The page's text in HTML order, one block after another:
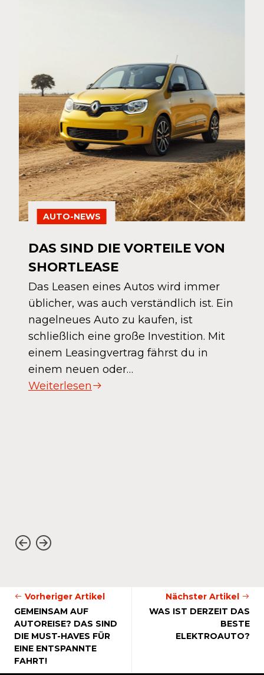
AUTO-NEWS
DAS SIND DIE VORTEILE VON
SHORTLEASE
Das Leasen eines Autos wird immer
üblicher, was auch verständlich ist. Ein
nagelneues Auto zu kaufen, ist
schließlich eine große Investition. Mit
einem Leasingvertrag fährst du in
einem neuen oder…
Weiterlesen
Vorheriger Artikel
GEMEINSAM AUF
AUTOREISE? DAS SIND
DIE MUST-HAVES FÜR
EINE ENTSPANNTE
FAHRT!
Nächster Artikel
WAS IST DERZEIT DAS
BESTE
ELEKTROAUTO?